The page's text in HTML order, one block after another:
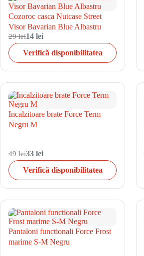
Cozoroc casca Nutcase Street
Visor Bavarian Blue Albastru
29 lei14 lei
Verifică disponibilitatea
Incalzitoare brate Force Term
Negru M
49 lei33 lei
Verifică disponibilitatea
Pantaloni functionali Force Frost
marime S-M Negru